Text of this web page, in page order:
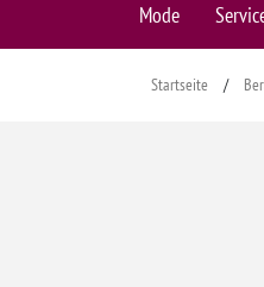
Mode
Startseite /